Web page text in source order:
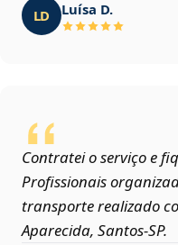
LD Luísa D.
Contratei o serviço e
Profissionais
transporte realizado
Aparecida, Santos‑SP.